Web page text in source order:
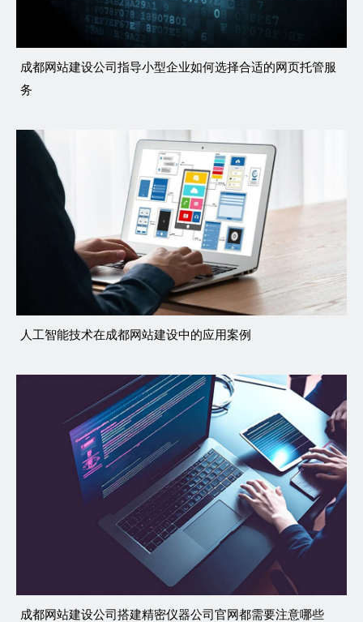
成都网站建设公司指导小型企业如何选择合适的网页托管服
务
人工智能技术在成都网站建设中的应用案例
成都网站建设公司搭建精密仪器公司官网都需要注意哪些